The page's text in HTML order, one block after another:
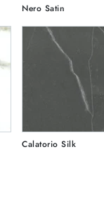
Nero Satin
Calatorio Silk